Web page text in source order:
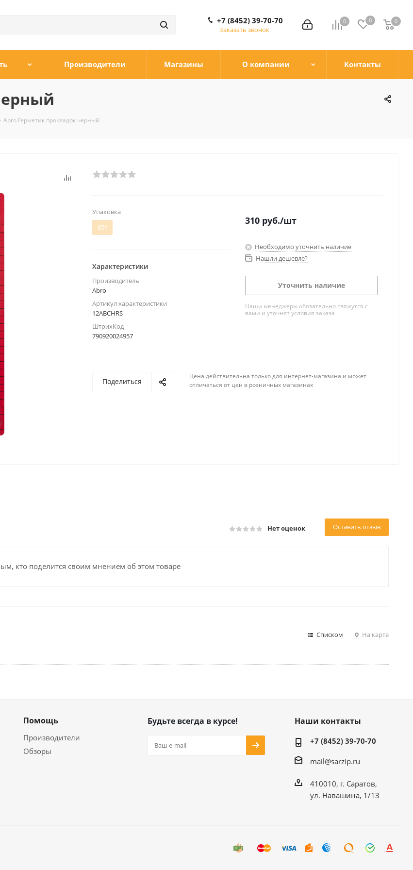
0 0 0
0
+7 (8452) 39-70-70
Заказать звонок
Производители Магазины О компании Контакты
Abro Герметик прокладок черный
Упаковка
85г
Характеристики
Производитель
Abro
Артикул характеристики
12ABCHRS
ШтрихКод
790920024957
310 руб./шт
Необходимо уточнить наличие
Нашли дешевле?
Уточнить наличие
Наши менеджеры обязательно свяжутся с
вами и уточнят условия заказа
Поделиться
Цена действительна только для интернет-магазина и может
отличаться от цен в розничных магазинах
Нет оценок Оставить отзыв
кто поделится своим мнением об этом товаре
Списком На карте
Помощь
Производители
Обзоры
Будьте всегда в курсе! Наши контакты
+7 (8452) 39-70-70
mail@sarzip.ru
410010, г. Саратов,
ул. Навашина, 1/13